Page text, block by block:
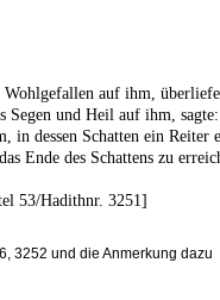
auf ihm,
Segen und Heil auf ihm,
in dessen Schatten ein Reiter
Ende des Schattens zu
53/Hadithnr. 3251]
3252 und die Anmerkung dazu